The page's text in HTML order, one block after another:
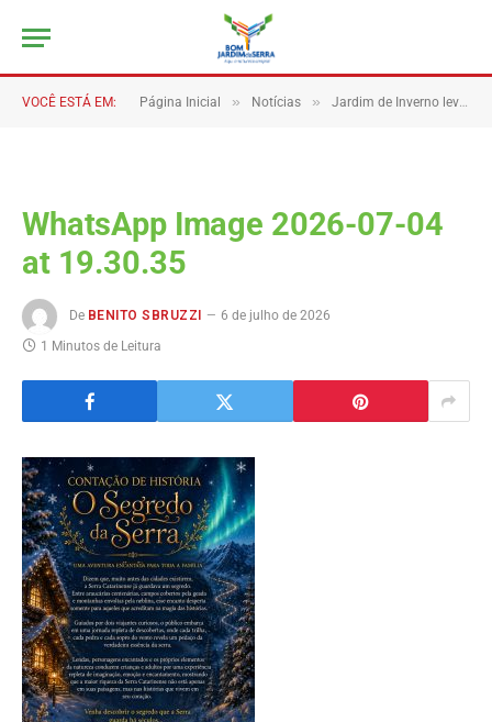
VOCÊ ESTÁ EM: Página Inicial » Notícias » Jardim de Inverno leva teatro e contação de histórias para encantar crianças e adultos em Bom Jardim da Serra
WhatsApp Image 2026-07-04
at 19.30.35
De BENITO SBRUZZI
6 de julho de 2026
1 Minutos de Leitura